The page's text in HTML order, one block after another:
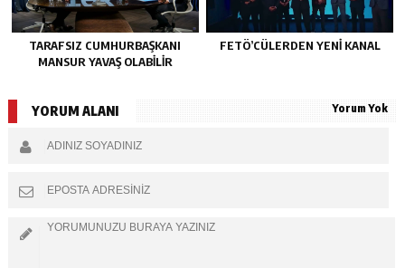
TARAFSIZ CUMHURBAŞKANI
MANSUR YAVAŞ OLABİLİR
FETÖ’CÜLERDEN YENI KANAL
YORUM ALANI Yorum Yok